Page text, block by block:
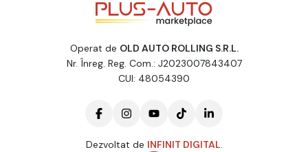
Operat de OLD AUTO ROLLING S.R.L.
Nr. Înreg. Reg. Com.: J2023007843407
CUI: 48054390
Dezvoltat de INFINIT DIGITAL.